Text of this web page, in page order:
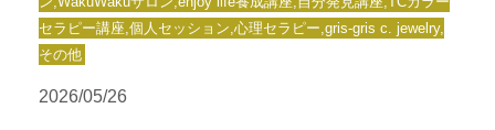
セラピー講座,個人セッション,心理セラピー,gris-gris c. jewelry,
その他
2026/05/26